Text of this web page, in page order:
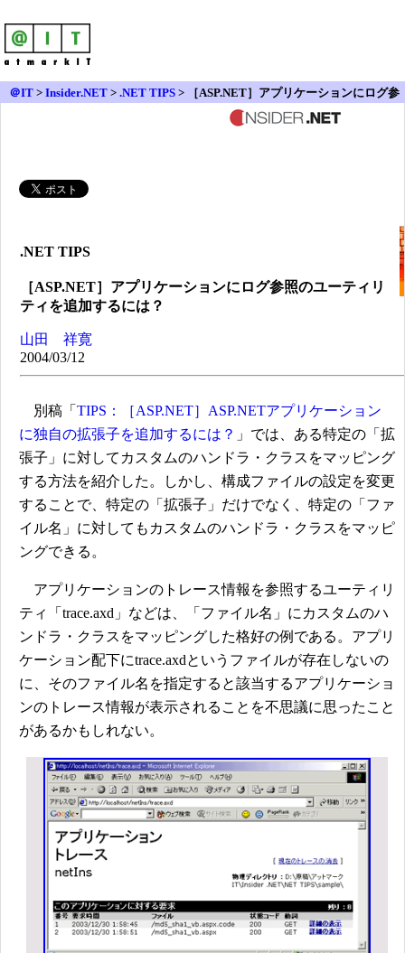
＠IT > Insider.NET > .NET TIPS > ［ASP.NET］アプリケーションにログ参
.NET TIPS
［ASP.NET］アプリケーションにログ参照のユーティリ
ティを追加するには？
山田 祥寛
2004/03/12
別稿「 TIPS：［ASP.NET］ASP.NETアプリケーション
に独自の拡張子を追加するには？ 」では、ある特定の「拡
張子」に対してカスタムのハンドラ・クラスをマッピング
する方法を紹介した。しかし、構成ファイルの設定を変更
することで、特定の「拡張子」だけでなく、特定の「ファ
イル名」に対してもカスタムのハンドラ・クラスをマッピ
ングできる。
アプリケーションのトレース情報を参照するユーティリ
ティ「trace.axd」などは、「ファイル名」にカスタムのハ
ンドラ・クラスをマッピングした格好の例である。アプリ
ケーション配下にtrace.axdというファイルが存在しないの
に、そのファイル名を指定すると該当するアプリケーショ
ンのトレース情報が表示されることを不思議に思ったこと
があるかもしれない。